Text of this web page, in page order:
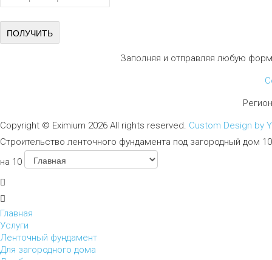
Заполняя и отправляя любую
Copyright © Eximium 2026 All rights reserved. Custom Design by
Строительство ленточного фундамента под загородный дом 10
на 10
Главная
Услуги
Ленточный фундамент
Для загородного дома